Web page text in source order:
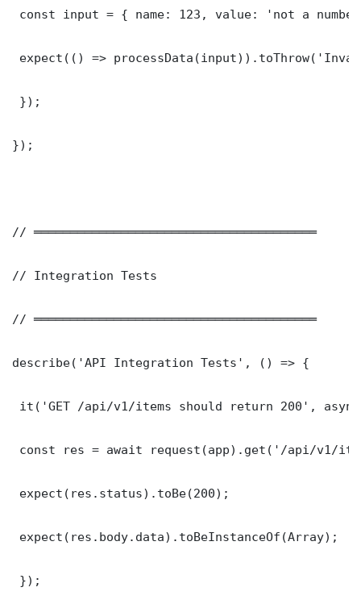
const input = { name: 123, value: 'not a
expect(() =>
});
});
// ═══════════════════════════════════════
// Integration Tests
// ═══════════════════════════════════════
describe('API Integration Tests', () => {
it('GET /api/v1/items should return 200',
const res = await request(app).get('/api/v1/
expect(res.status).toBe(200);
expect(res.body.data).toBeInstanceOf(Array);
});